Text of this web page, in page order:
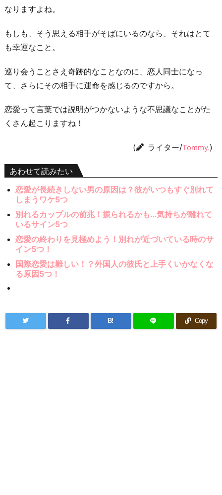
なりますよね。
もしも、そう思える相手がそばにいるのなら、それはとて
も幸運なこと。
巡り会うことさえ奇跡的なことなのに、恋人同士になっ
て、さらにその相手に運命を感じるのですから。
恋愛って言葉では説明がつかないような不思議なことがた
くさん起こりますね！
( ライター/Tommy.)
あわせて読みたい
恋愛が長続きしない男の原因は？彼がいつもすぐ別れて
しまうワケ5つ
別れるカップルの前兆！振られるかも…気持ちが離れて
いるサイン5つ
恋愛の終わりを見極めよう！別れが近づいている時のサ
イン5つ！
国際恋愛は難しい！？外国人の彼氏と上手くいかなくな
る原因5つ！
B! Copy